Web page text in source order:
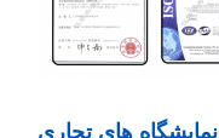
نمایشگاه های تجاری